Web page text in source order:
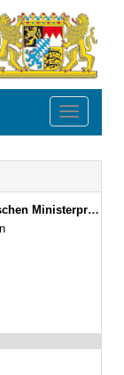
Toggle
2021 (GVBl. S. 38) BayRS 1132-6-S (Art. 1–8)